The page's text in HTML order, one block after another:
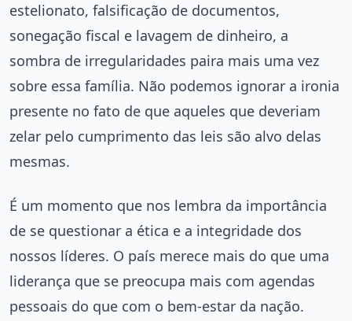
estelionato, falsificação de documentos,
sonegação fiscal e lavagem de dinheiro, a
sombra de irregularidades paira mais uma vez
sobre essa família. Não podemos ignorar a ironia
presente no fato de que aqueles que deveriam
zelar pelo cumprimento das leis são alvo delas
mesmas.
É um momento que nos lembra da importância
de se questionar a ética e a integridade dos
nossos líderes. O país merece mais do que uma
liderança que se preocupa mais com agendas
pessoais do que com o bem-estar da nação.